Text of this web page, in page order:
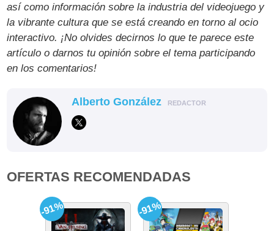
así como información sobre la industria del videojuego y
la vibrante cultura que se está creando en torno al ocio
interactivo. ¡No olvides decirnos lo que te parece este
artículo o darnos tu opinión sobre el tema participando
en los comentarios!
Alberto González REDACTOR
OFERTAS RECOMENDADAS
-91% -91%